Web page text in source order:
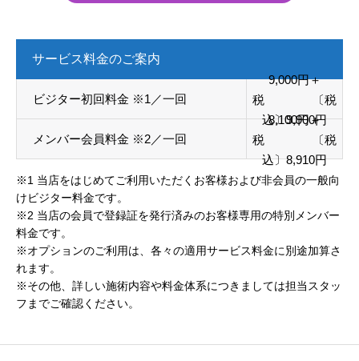
サービス料金のご案内
ビジター初回料金 ※1／一回
9,000円＋
税 〔税
込〕9,900円
メンバー会員料金 ※2／一回
8,100円＋
税 〔税
込〕8,910円
※1 当店をはじめてご利用いただくお客様および非会員の一般向
けビジター料金です。
※2 当店の会員で登録証を発行済みのお客様専用の特別メンバー
料金です。
※オプションのご利用は、各々の適用サービス料金に別途加算さ
れます。
※その他、詳しい施術内容や料金体系につきましては担当スタッ
フまでご確認ください。